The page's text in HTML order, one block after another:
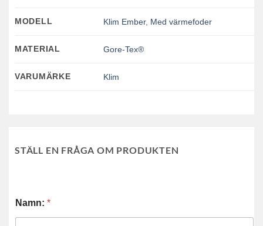
MODELL Klim Ember, Med värmefoder
MATERIAL Gore-Tex®
VARUMÄRKE Klim
STÄLL EN FRÅGA OM PRODUKTEN
Namn: *